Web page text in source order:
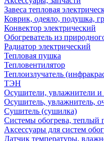
Завеса тепловая
Коврик, одеяло, подушка,
Конвектор электрический
Обогреватель из
Радиатор электрический
Тепловая пушка
Тепловентилятор
Теплоизлучатель
ТЭН
Осушители, увлажнители и
Осушитель, увлажнитель,
Сушитель (сушилка)
Системы обогрева, теплый
Аксессуары для систем
Датчик температуры,